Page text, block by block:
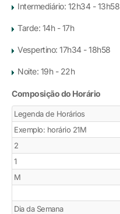
Inovação
Sobre a ULBRA
Intermediário: 12h34 - 13h58
Tarde: 14h - 17h
Vespertino: 17h34 - 18h58
Noite: 19h - 22h
Composição do Horário
Legenda de Horários
Exemplo: horário 21M
2
1
M
Dia da Semana